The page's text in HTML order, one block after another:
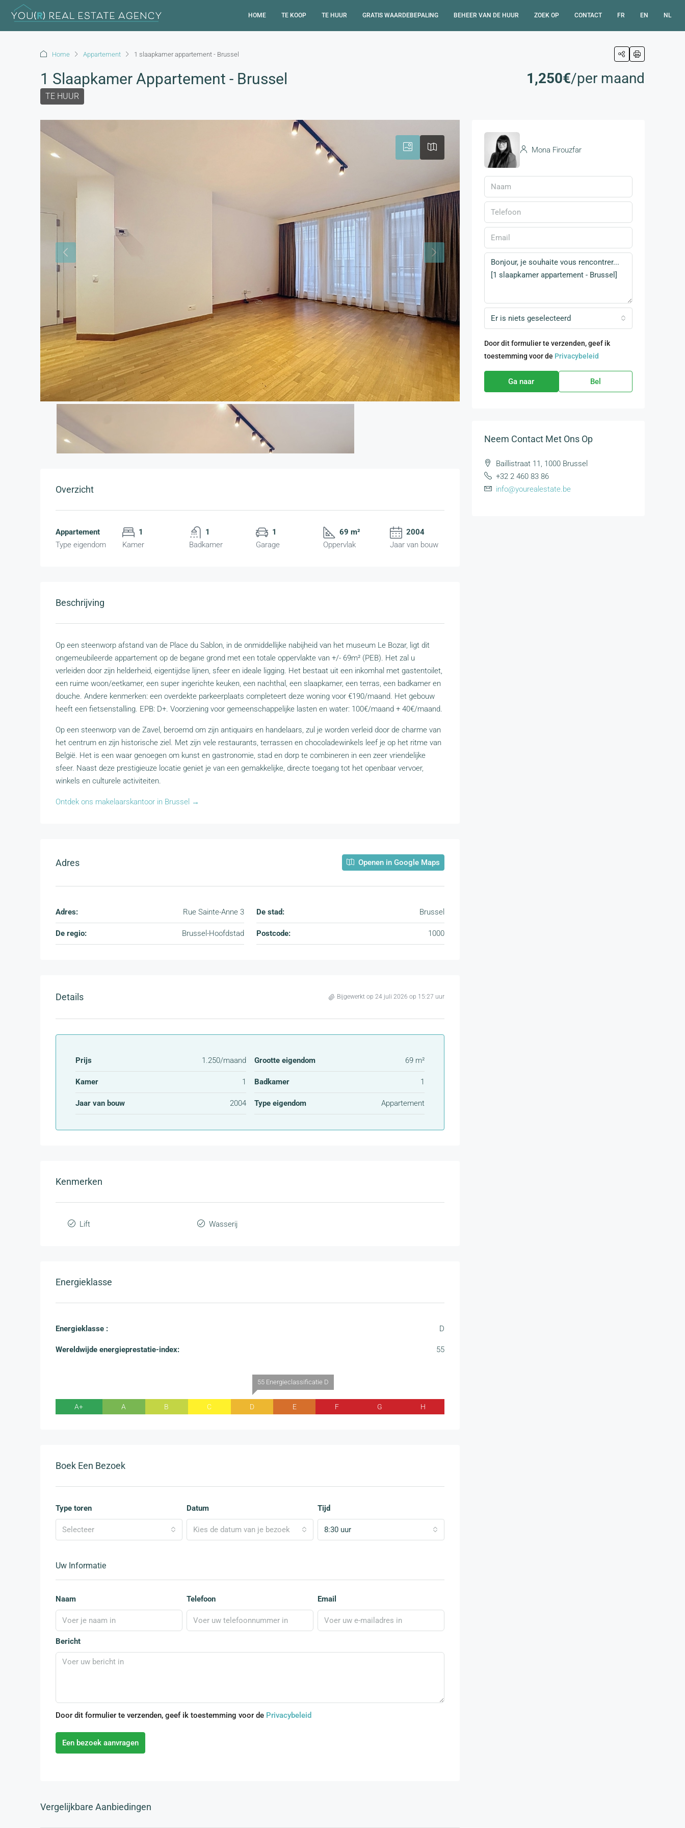
HOME TE KOOP TE HUUR GRATIS WAARDEBEPALING BEHEER VAN DE HUUR ZOEK OP CONTACT FR EN NL
Home Appartement 1 slaapkamer appartement - Brussel
1 Slaapkamer Appartement - Brussel
TE HUUR
1,250€/per maand
Overzicht
Appartement
Type eigendom
1
Kamer
1
Badkamer
1
Garage
69 m²
Oppervlak
2004
Jaar van bouw
Beschrijving
Op een steenworp afstand van de Place du Sablon, in de onmiddellijke nabijheid van het museum Le Bozar, ligt dit
ongemeubileerde appartement op de begane grond met een totale oppervlakte van +/- 69m² (PEB). Het zal u
verleiden door zijn helderheid, eigentijdse lijnen, sfeer en ideale ligging. Het bestaat uit een inkomhal met gastentoilet,
een ruime woon/eetkamer, een super ingerichte keuken, een nachthal, een slaapkamer, een terras, een badkamer en
douche. Andere kenmerken: een overdekte parkeerplaats completeert deze woning voor €190/maand. Het gebouw
heeft een fietsenstalling. EPB: D+. Voorziening voor gemeenschappelijke lasten en water: 100€/maand + 40€/maand.
Op een steenworp van de Zavel, beroemd om zijn antiquairs en handelaars, zul je worden verleid door de charme van
het centrum en zijn historische ziel. Met zijn vele restaurants, terrassen en chocoladewinkels leef je op het ritme van
België. Het is een waar genoegen om kunst en gastronomie, stad en dorp te combineren in een zeer vriendelijke
sfeer. Naast deze prestigieuze locatie geniet je van een gemakkelijke, directe toegang tot het openbaar vervoer,
winkels en culturele activiteiten.
Ontdek ons makelaarskantoor in Brussel →
Adres Openen in Google Maps
Adres: Rue Sainte-Anne 3 De stad: Brussel
De regio: Brussel-Hoofdstad Postcode: 1000
Details Bijgewerkt op 24 juli 2026 op 15:27 uur
Prijs 1.250/maand Grootte eigendom 69 m²
Kamer 1 Badkamer 1
Jaar van bouw 2004 Type eigendom Appartement
Kenmerken
Lift Wasserij
Energieklasse
Energieklasse : D
Wereldwijde energieprestatie-index: 55
A+ A B C
55 Energieclassificatie D
D E F G H
Boek Een Bezoek
Type toren
Selecteer
Datum
Kies de datum van je bezoek
Tijd
8:30 uur
Uw Informatie
Naam Telefoon Email
Bericht
Door dit formulier te verzenden, geef ik toestemming voor de Privacybeleid
Een bezoek aanvragen
Vergelijkbare Aanbiedingen
Mona Firouzfar
Er is niets geselecteerd
Door dit formulier te verzenden, geef ik
toestemming voor de Privacybeleid
Ga naar Bel
Neem Contact Met Ons Op
Baillistraat 11, 1000 Brussel
+32 2 460 83 86
info@yourealestate.be